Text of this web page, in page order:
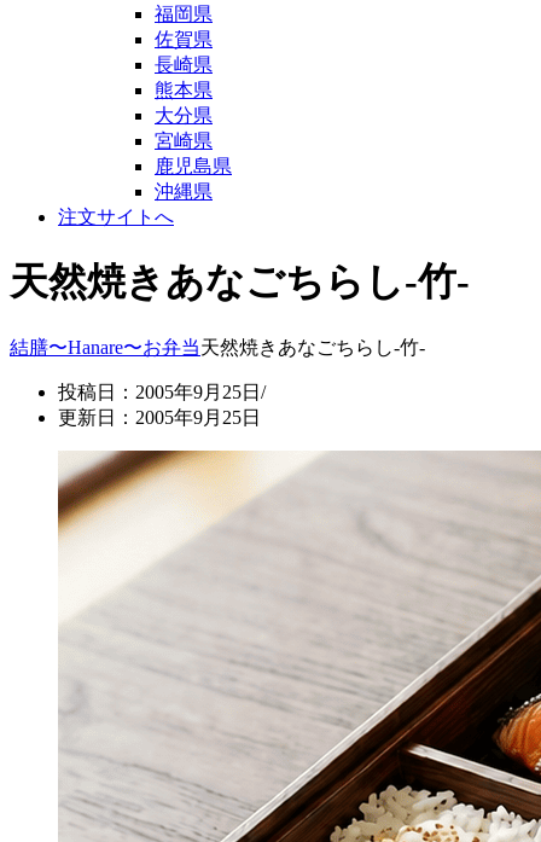
福岡県
佐賀県
長崎県
熊本県
大分県
宮崎県
鹿児島県
沖縄県
注文サイトへ
天然焼きあなごちらし-竹-
結膳〜Hanare〜お弁当天然焼きあなごちらし-竹-
投稿日：2005年9月25日/
更新日：2005年9月25日